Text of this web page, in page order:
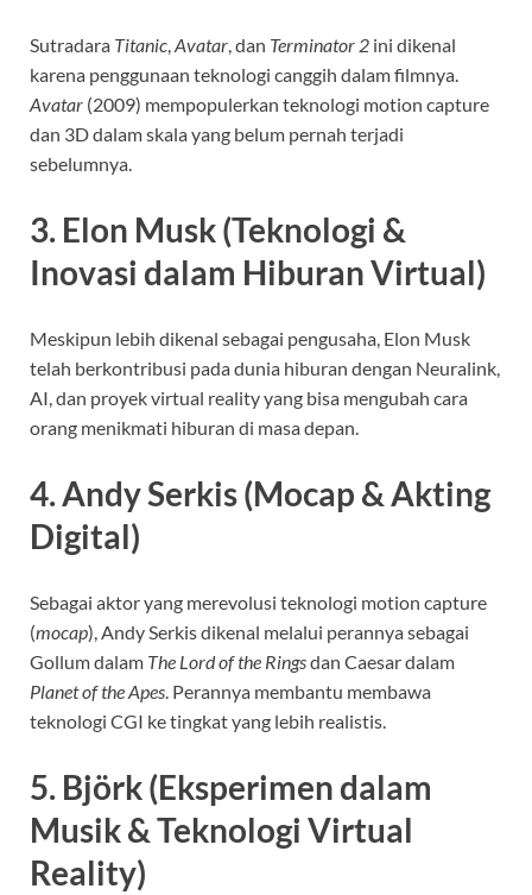
Sutradara Titanic Avatar , dan Terminator 2 ini dikenal
karena penggunaan teknologi canggih dalam filmnya.
Avatar (2009) mempopulerkan teknologi motion capture
dan 3D dalam skala yang belum pernah terjadi
sebelumnya.
3. Elon Musk (Teknologi &
Inovasi dalam Hiburan Virtual)
Meskipun lebih dikenal sebagai pengusaha, Elon Musk
telah berkontribusi pada dunia hiburan dengan Neuralink,
AI, dan proyek virtual reality yang bisa mengubah cara
orang menikmati hiburan di masa depan.
4. Andy Serkis (Mocap & Akting
Digital)
Sebagai aktor yang merevolusi teknologi motion capture
(mocap), Andy Serkis dikenal melalui perannya sebagai
Gollum dalam The Lord of the Ringsdan Caesar dalam
Planet of the Apes. Perannya membantu membawa
teknologi CGI ke tingkat yang lebih realistis.
5. Björk (Eksperimen dalam
Musik & Teknologi Virtual
Reality)